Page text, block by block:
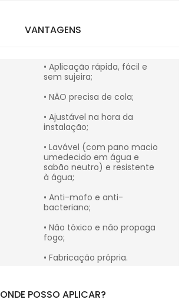
VANTAGENS
• Aplicação rápida, fácil e
sem sujeira;
• NÃO precisa de cola;
• Ajustável na hora da
instalação;
• Lavável (com pano macio
umedecido em água e
sabão neutro) e resistente
à água;
• Anti-mofo e anti-
bacteriano;
• Não tóxico e não propaga
fogo;
• Fabricação própria.
ONDE POSSO APLICAR?